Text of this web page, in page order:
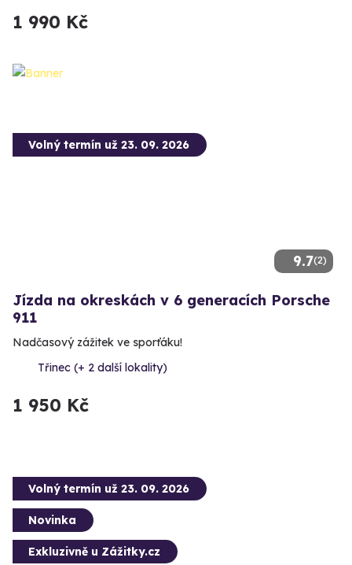
1 990 Kč
9.7(2)
Volný termín už 23. 09. 2026
Jízda na okreskách v 6 generacích Porsche
911
Nadčasový zážitek ve sporťáku!
Třinec (+ 2 další lokality)
1 950 Kč
Volný termín už 23. 09. 2026
Novinka
Exkluzivně u Zážitky.cz